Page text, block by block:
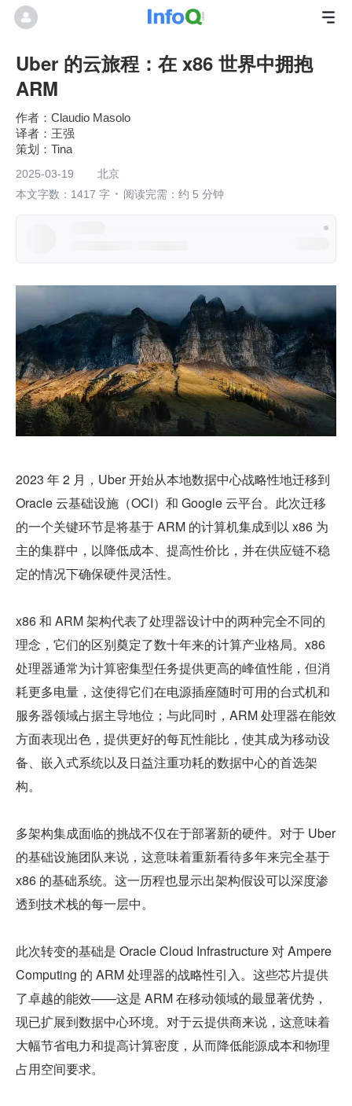
Uber 的云旅程：在 x86 世界中拥抱
ARM
作者：Claudio Masolo
王强
Tina
2025-03-19
北京
本文字数：1417 字
阅读完需：约 5 分钟
2023 年 2 月，Uber 开始从本地数据中心战略性地迁移到
Oracle 云基础设施（OCI）和 Google 云平台。此次迁移
的一个关键环节是将基于 ARM 的计算机集成到以 x86 为
主的集群中，以降低成本、提高性价比，并在供应链不稳
定的情况下确保硬件灵活性。
x86 和 ARM 架构代表了处理器设计中的两种完全不同的
理念，它们的区别奠定了数十年来的计算产业格局。x86
处理器通常为计算密集型任务提供更高的峰值性能，但消
耗更多电量，这使得它们在电源插座随时可用的台式机和
服务器领域占据主导地位；与此同时，ARM 处理器在能效
方面表现出色，提供更好的每瓦性能比，使其成为移动设
备、嵌入式系统以及日益注重功耗的数据中心的首选架
构。
多架构集成面临的挑战不仅在于部署新的硬件。对于 Uber
的基础设施团队来说，这意味着重新看待多年来完全基于
x86 的基础系统。这一历程也显示出架构假设可以深度渗
透到技术栈的每一层中。
此次转变的基础是 Oracle Cloud Infrastructure 对 Ampere
Computing 的 ARM 处理器的战略性引入。这些芯片提供
了卓越的能效——这是 ARM 在移动领域的最显著优势，
现已扩展到数据中心环境。对于云提供商来说，这意味着
大幅节省电力和提高计算密度，从而降低能源成本和物理
占用空间要求。